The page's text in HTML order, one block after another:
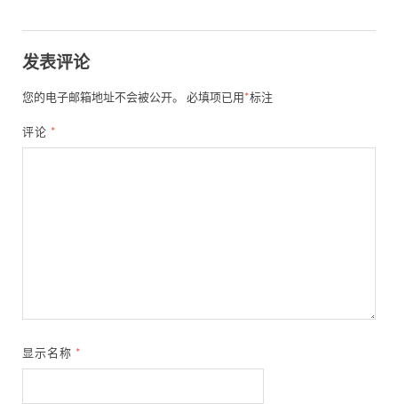
发表评论
您的电子邮箱地址不会被公开。 必填项已用 *标注
评论 *
显示名称 *